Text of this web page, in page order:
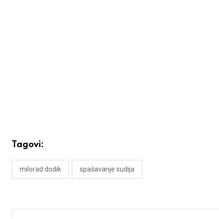
Tagovi:
milorad dodik spašavanje sudija